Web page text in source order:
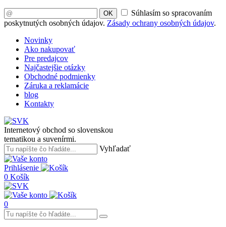
OK
Súhlasím so spracovaním
poskytnutých osobných údajov. Zásady ochrany osobných údajov.
Novinky
Ako nakupovať
Pre predajcov
Najčastejšie otázky
Obchodné podmienky
Záruka a reklamácie
blog
Kontakty
Internetový obchod so slovenskou
tematikou a suvenírmi.
Vyhľadať
Prihlásenie
0 Košík
0